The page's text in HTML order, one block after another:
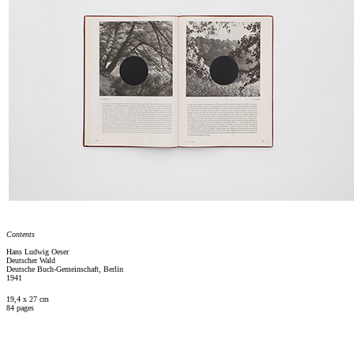
Contents
Hans Ludwig Oeser
Deutscher Wald
Deutsche Buch-Gemeinschaft, Berlin
1941
19,4 x 27 cm
84 pages